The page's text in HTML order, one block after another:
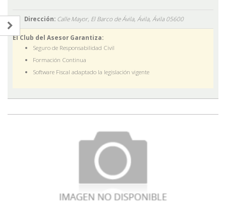
Dirección: Calle Mayor, El Barco de Ávila, Ávila, Ávila 05600
El Club del Asesor Garantiza:
Seguro de Responsabilidad Civil
Formación Continua
Software Fiscal adaptado la legislación vigente